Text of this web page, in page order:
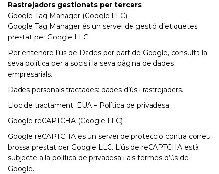
Rastrejadors gestionats per tercers
Google Tag Manager (Google LLC)
Google Tag Manager és un servei de gestió d’etiquetes
prestat per Google LLC.
Per entendre l’ús de Dades per part de Google, consulta la
seva política per a socis i la seva pàgina de dades
empresarials.
Dades personals tractades: dades d’ús i rastrejadors.
Lloc de tractament: EUA – Política de privadesa.
Google reCAPTCHA (Google LLC)
Google reCAPTCHA és un servei de protecció contra correu
brossa prestat per Google LLC. L’ús de reCAPTCHA està
subjecte a la política de privadesa i als termes d’ús de
Google.